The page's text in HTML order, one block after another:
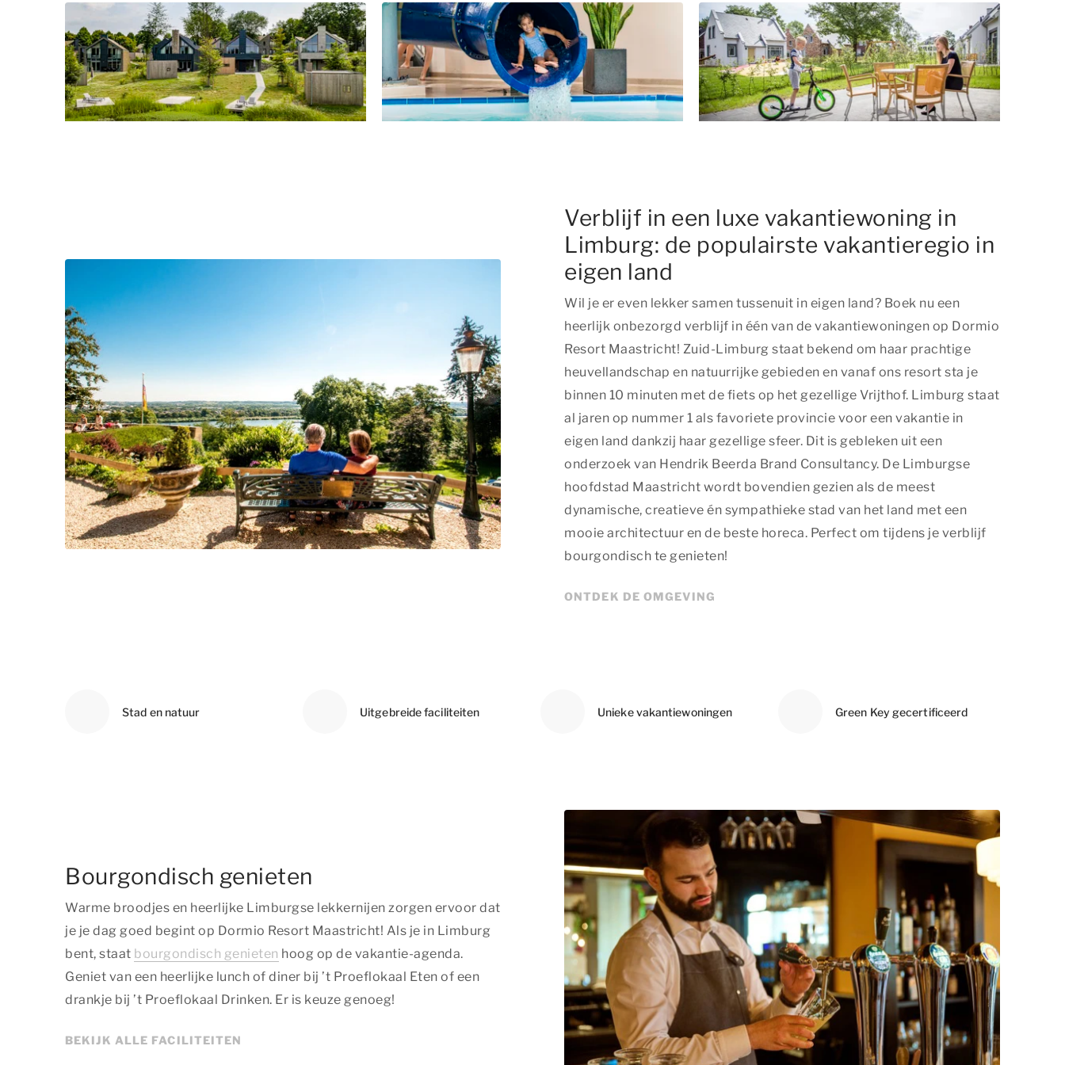
Verblijf in een luxe vakantiewoning in
Limburg: de populairste vakantieregio in
eigen land
Wil je er even lekker samen tussenuit in eigen land? Boek nu een
heerlijk onbezorgd verblijf in één van de vakantiewoningen op Dormio
Resort Maastricht! Zuid-Limburg staat bekend om haar prachtige
heuvellandschap en natuurrijke gebieden en vanaf ons resort sta je
binnen 10 minuten met de fiets op het gezellige Vrijthof. Limburg staat
al jaren op nummer 1 als favoriete provincie voor een vakantie in
eigen land dankzij haar gezellige sfeer. Dit is gebleken uit een
onderzoek van Hendrik Beerda Brand Consultancy. De Limburgse
hoofdstad Maastricht wordt bovendien gezien als de meest
dynamische, creatieve én sympathieke stad van het land met een
mooie architectuur en de beste horeca. Perfect om tijdens je verblijf
bourgondisch te genieten!
ONTDEK DE OMGEVING
Stad en natuur Uitgebreide faciliteiten Unieke vakantiewoningen Green Key gecertificeerd
Bourgondisch genieten
Warme broodjes en heerlijke Limburgse lekkernijen zorgen ervoor dat
je je dag goed begint op Dormio Resort Maastricht! Als je in Limburg
bent, staat bourgondisch genieten hoog op de vakantie-agenda.
Geniet van een heerlijke lunch of diner bij ’t Proeflokaal Eten of een
drankje bij ’t Proeflokaal Drinken. Er is keuze genoeg!
BEKIJK ALLE FACILITEITEN